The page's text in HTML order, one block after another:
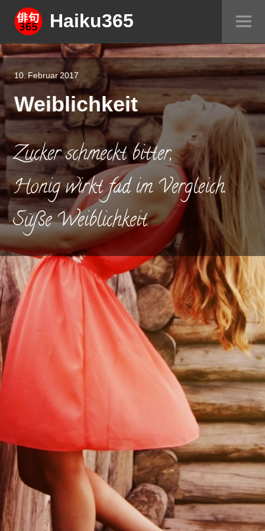
Springe
zum
Inhalt
Haiku365
10. Februar 2017
Weiblichkeit
Zucker schmeckt bitter,
Honig wirkt fad im Vergleich.
Süße Weiblichkeit.